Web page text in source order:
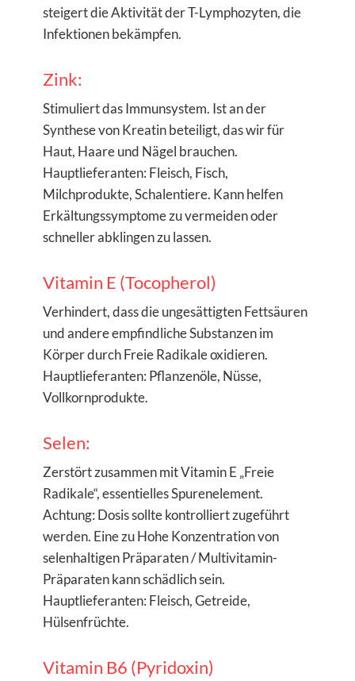
steigert die Aktivität der T-Lymphozyten, die
Infektionen bekämpfen.
Zink:
Stimuliert das Immunsystem. Ist an der
Synthese von Kreatin beteiligt, das wir für
Haut, Haare und Nägel brauchen.
Hauptlieferanten: Fleisch, Fisch,
Milchprodukte, Schalentiere. Kann helfen
Erkältungssymptome zu vermeiden oder
schneller abklingen zu lassen.
Vitamin E (Tocopherol)
Verhindert, dass die ungesättigten Fettsäuren
und andere empfindliche Substanzen im
Körper durch Freie Radikale oxidieren.
Hauptlieferanten: Pflanzenöle, Nüsse,
Vollkornprodukte.
Selen:
Zerstört zusammen mit Vitamin E „Freie
Radikale“, essentielles Spurenelement.
Achtung: Dosis sollte kontrolliert zugeführt
werden. Eine zu Hohe Konzentration von
selenhaltigen Präparaten / Multivitamin-
Präparaten kann schädlich sein.
Hauptlieferanten: Fleisch, Getreide,
Hülsenfrüchte.
Vitamin B6 (Pyridoxin)